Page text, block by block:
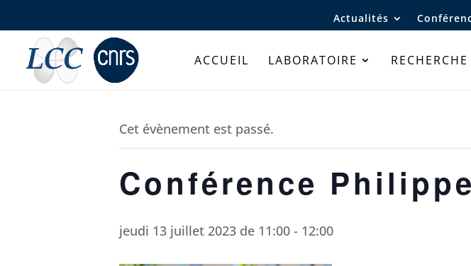
Actualités
ACCUEIL LABORATOIRE RECHERCHE
Cet évènement est passé.
Conférence
jeudi 13 juillet 2023 de 11:00 - 12:00